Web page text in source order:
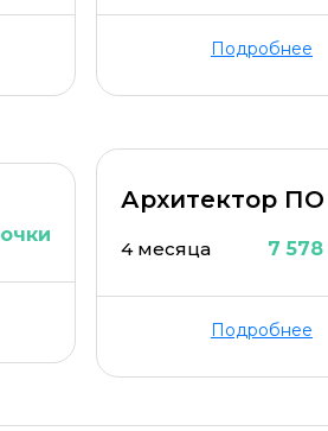
Подробнее
Архитектор ПО
4 месяца 7
Подробнее